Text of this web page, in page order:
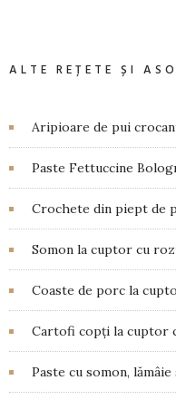
ALTE REȚETE ȘI
Aripioare de pui
Paste Fettuccine
Crochete din piept de
Somon la cuptor cu
Coaste de porc la
Cartofi copți la cuptor
Paste cu somon,